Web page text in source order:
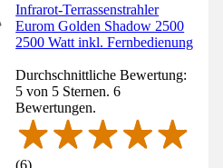
Infrarot-Terrassenstrahler
Eurom Golden Shadow 2500
2500 Watt inkl. Fernbedienung
Durchschnittliche Bewertung:
5 von 5 Sternen. 6
Bewertungen.
(6)